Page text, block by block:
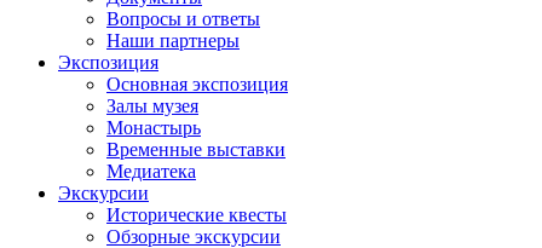
Вопросы и ответы
Наши партнеры
Экспозиция
Основная экспозиция
Залы музея
Монастырь
Временные выставки
Медиатека
Экскурсии
Исторические квесты
Обзорные экскурсии